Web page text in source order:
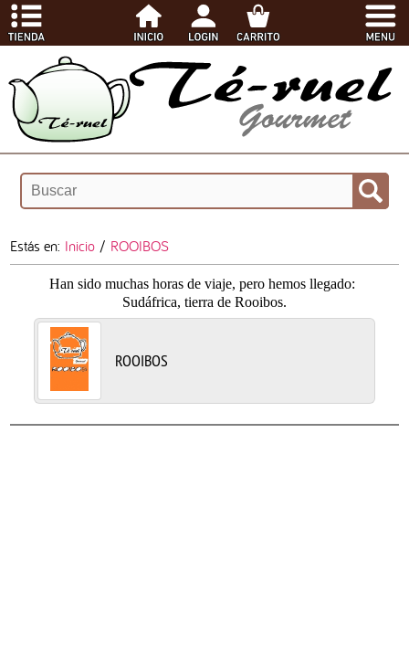
Estás en: Inicio / ROOIBOS
Han sido muchas horas de viaje, pero hemos llegado:
Sudáfrica, tierra de Rooibos.
ROOIBOS